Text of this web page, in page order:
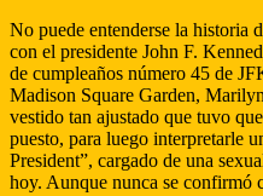
No puede entenderse la historia
con el presidente John F.
de cumpleaños número 45 de
Madison Square Garden,
vestido tan ajustado que tuvo
puesto, para luego interpretarle
President”, cargado de una
hoy. Aunque nunca se confirmó